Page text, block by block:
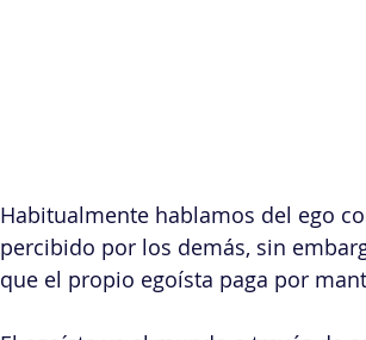
Habitualmente hablamos del ego
percibido por los demás, sin
que el propio egoísta paga por